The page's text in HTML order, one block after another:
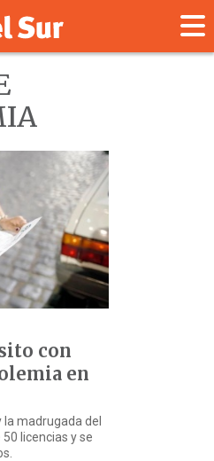
con
en
la madrugada del
licencias y se